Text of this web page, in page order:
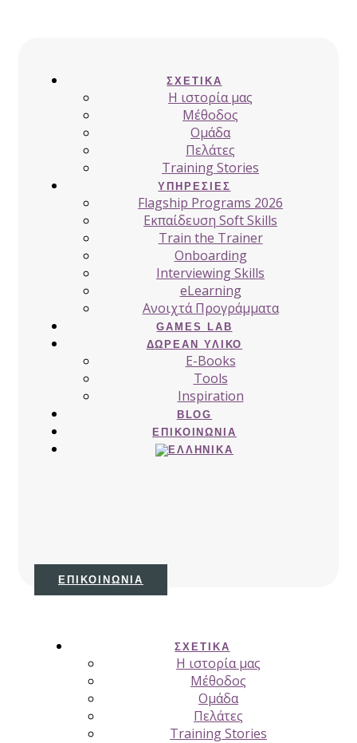
ΣΧΕΤΙΚΆ
H ιστορία μας
Μέθοδος
Ομάδα
Πελάτες
Training Stories
ΥΠΗΡΕΣΊΕΣ
Flagship Programs 2026
Εκπαίδευση Soft Skills
Train the Trainer
Onboarding
Interviewing Skills
eLearning
Ανοιχτά Προγράμματα
GAMES LAB
ΔΩΡΕΆΝ ΥΛΙΚΌ
E-Books
Tools
Inspiration
BLOG
ΕΠΙΚΟΙΝΩΝΊΑ
ΕΠΙΚΟΙΝΩΝΊΑ
ΣΧΕΤΙΚΆ
H ιστορία μας
Μέθοδος
Ομάδα
Πελάτες
Training Stories